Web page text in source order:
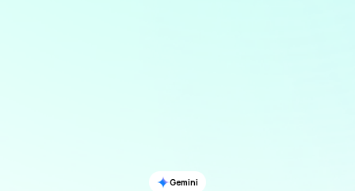
Gemini